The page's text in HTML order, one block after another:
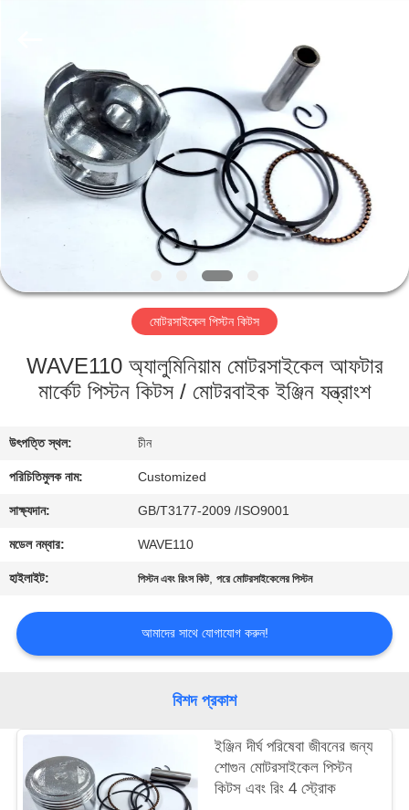
ভিডিও
আমাদের
সম্পর্কে
কারখানা
ভ্রমণ
মান
নিয়ন্ত্রণ
উদ্ধৃতির
জন্য
সাইট
PRIVACY
POLICY
Reserved.
মোটরসাইকেল পিস্টন কিটস
WAVE110 অ্যালুমিনিয়াম মোটরসাইকেল আফটার
মার্কেট পিস্টন কিটস / মোটরবাইক ইঞ্জিন যন্ত্রাংশ
উৎপত্তি স্থল: চীন
পরিচিতিমুলক নাম: Customized
সাক্ষ্যদান: GB/T3177-2009 /ISO9001
মডেল নম্বার: WAVE110
হাইলাইট: পিস্টন এবং রিংস কিট,পরে মোটরসাইকেলের পিস্টন
আমাদের সাথে যোগাযোগ করুন!
বিশদ প্রকাশ
ইঞ্জিন দীর্ঘ পরিষেবা জীবনের জন্য
শোগুন মোটরসাইকেল পিস্টন
কিটস এবং রিং 4 স্ট্রোক